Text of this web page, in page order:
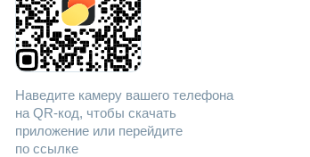
Наведите камеру вашего телефона
на QR-код, чтобы скачать
приложение или перейдите
по ссылке